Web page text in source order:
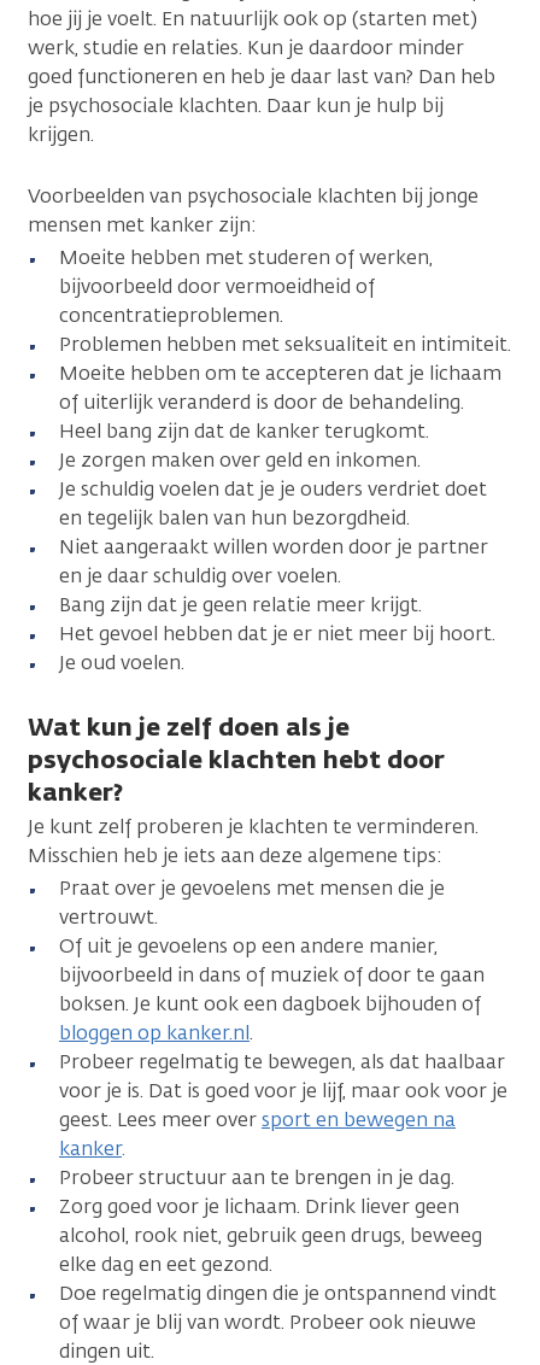
hoe jij je voelt. En natuurlijk ook op (starten met)
werk, studie en relaties. Kun je daardoor minder
goed functioneren en heb je daar last van? Dan heb
je psychosociale klachten. Daar kun je hulp bij
krijgen.
Voorbeelden van psychosociale klachten bij jonge
mensen met kanker zijn:
Moeite hebben met studeren of werken,
bijvoorbeeld door vermoeidheid of
concentratieproblemen.
Problemen hebben met seksualiteit en intimiteit.
Moeite hebben om te accepteren dat je lichaam
of uiterlijk veranderd is door de behandeling.
Heel bang zijn dat de kanker terugkomt.
Je zorgen maken over geld en inkomen.
Je schuldig voelen dat je je ouders verdriet doet
en tegelijk balen van hun bezorgdheid.
Niet aangeraakt willen worden door je partner
en je daar schuldig over voelen.
Bang zijn dat je geen relatie meer krijgt.
Het gevoel hebben dat je er niet meer bij hoort.
Je oud voelen.
Wat kun je zelf doen als je
psychosociale klachten hebt door
kanker?
Je kunt zelf proberen je klachten te verminderen.
Misschien heb je iets aan deze algemene tips:
Praat over je gevoelens met mensen die je
vertrouwt.
Of uit je gevoelens op een andere manier,
bijvoorbeeld in dans of muziek of door te gaan
boksen. Je kunt ook een dagboek bijhouden of
bloggen op kanker.nl.
Probeer regelmatig te bewegen, als dat haalbaar
voor je is. Dat is goed voor je lijf, maar ook voor je
geest. Lees meer oversport en bewegen na
kanker.
Probeer structuur aan te brengen in je dag.
Zorg goed voor je lichaam. Drink liever geen
alcohol, rook niet, gebruik geen drugs, beweeg
elke dag en eet gezond.
Doe regelmatig dingen die je ontspannend vindt
of waar je blij van wordt. Probeer ook nieuwe
dingen uit.